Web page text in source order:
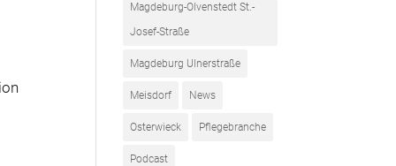
Magdeburg-Olvenstedt St.-
Josef-Straße
Magdeburg Ulnerstraße
Meisdorf News
Osterwieck Pflegebranche
Podcast